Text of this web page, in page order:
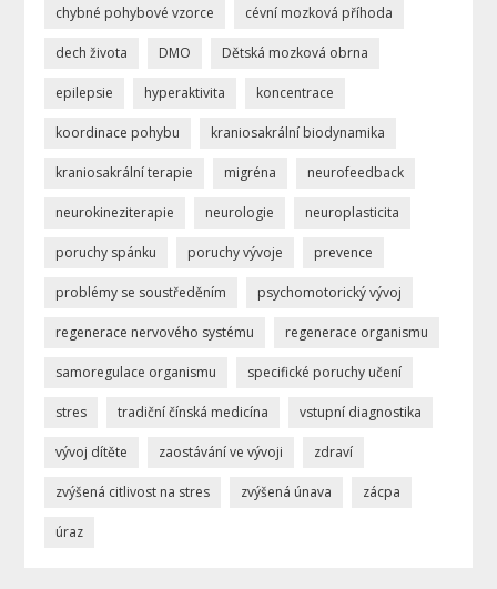
chybné pohybové vzorce cévní mozková příhoda
dech života DMO Dětská mozková obrna
epilepsie hyperaktivita koncentrace
koordinace pohybu kraniosakrální biodynamika
kraniosakrální terapie migréna neurofeedback
neurokineziterapie neurologie neuroplasticita
poruchy spánku poruchy vývoje prevence
problémy se soustředěním psychomotorický vývoj
regenerace nervového systému regenerace organismu
samoregulace organismu specifické poruchy učení
stres tradiční čínská medicína vstupní diagnostika
vývoj dítěte zaostávání ve vývoji zdraví
zvýšená citlivost na stres zvýšená únava zácpa
úraz